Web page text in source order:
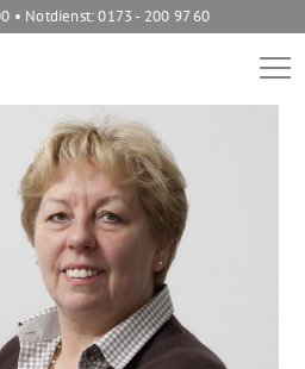
• Notdienst: 0173 - 200 97 60